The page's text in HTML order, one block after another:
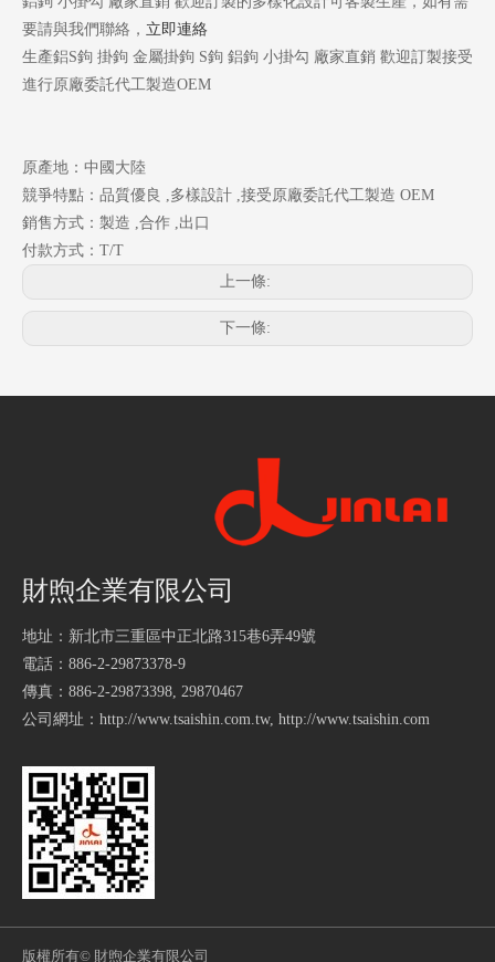
要請與我們聯絡， 立即連絡
生產鋁S鉤 掛鉤 金屬掛鉤 S鉤 鋁鉤 小掛勾 廠家直銷 歡迎訂製接受
進行原廠委託代工製造OEM
原產地：中國大陸
競爭特點：品質優良 ,多樣設計 ,接受原廠委託代工製造 OEM
銷售方式：製造 ,合作 ,出口
付款方式：T/T
上一條:
下一條:
財煦企業有限公司
地址：新北市三重區中正北路315巷6弄49號
電話：886-2-29873378-9
傳真：886-2-29873398, 29870467
公司網址： http://www.tsaishin.com.tw, http://www.tsaishin.com
版權所有© 財煦企業有限公司